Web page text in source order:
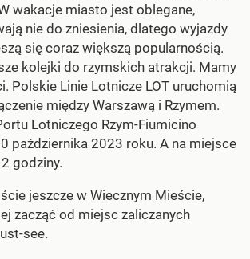
wakacje miasto jest oblegane,
nie do zniesienia, dlatego wyjazdy
się coraz większą popularnością.
kolejki do rzymskich atrakcji. Mamy
Polskie Linie Lotnicze LOT uruchomią
między Warszawą i Rzymem.
Lotniczego Rzym-Fiumicino
października 2023 roku. A na miejsce
godziny.
jeszcze w Wiecznym Mieście,
zacząć od miejsc zaliczanych
see.